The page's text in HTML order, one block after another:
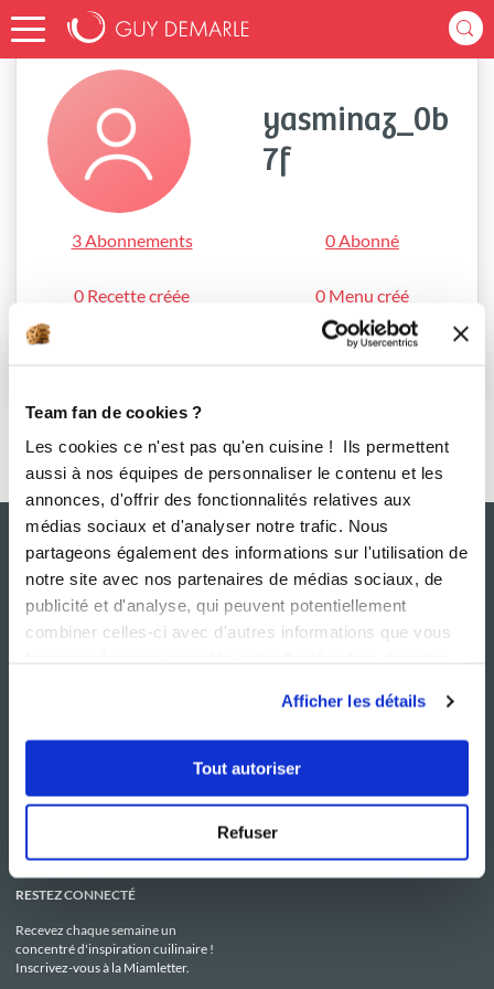
Team fan de cookies ?
Les cookies ce n'est pas qu'en cuisine ! Ils permettent
aussi à nos équipes de personnaliser le contenu et les
annonces, d'offrir des fonctionnalités relatives aux
médias sociaux et d'analyser notre trafic. Nous
partageons également des informations sur l'utilisation de
notre site avec nos partenaires de médias sociaux, de
publicité et d'analyse, qui peuvent potentiellement
combiner celles-ci avec d'autres informations que vous
Afficher les détails
Tout autoriser
Refuser
Accueil yasminaz_0b7f
yasminaz_0b
7f
3 Abonnements 0 Abonné
0 Recette créée 0 Menu créé
Le Mag'
Boutique
C.G.U
Politique de confidentialité
Utilisation des Cookies
RESTEZ CONNECTÉ
Recevez chaque semaine un
concentré d'inspiration cuilinaire !
Inscrivez-vous à la Miamletter.